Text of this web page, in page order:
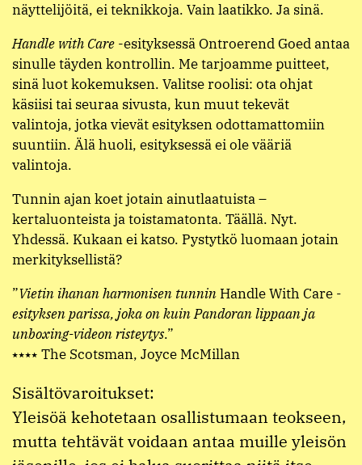
näyttelijöitä, ei teknikkoja. Vain laatikko. Ja sinä.
Handle with Care -esityksessä Ontroerend Goed antaa
sinulle täyden kontrollin. Me tarjoamme puitteet,
sinä luot kokemuksen. Valitse roolisi: ota ohjat
käsiisi tai seuraa sivusta, kun muut tekevät
valintoja, jotka vievät esityksen odottamattomiin
suuntiin. Älä huoli, esityksessä ei ole vääriä
valintoja.
Tunnin ajan koet jotain ainutlaatuista –
kertaluonteista ja toistamatonta. Täällä. Nyt.
Yhdessä. Kukaan ei katso. Pystytkö luomaan jotain
merkityksellistä?
”Vietin ihanan harmonisen tunnin Handle With Care -
esityksen parissa, joka on kuin Pandoran lippaan ja
unboxing-videon risteytys.”
⭑⭑⭑⭑ The Scotsman, Joyce McMillan
Sisältövaroitukset:
Yleisöä kehotetaan osallistumaan teokseen,
mutta tehtävät voidaan antaa muille yleisön